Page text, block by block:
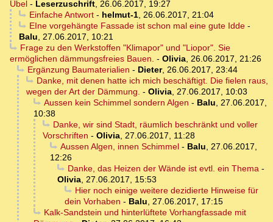
Übel - Leserzuschrift, 26.06.2017, 19:27
Einfache Antwort- helmut-1, 26.06.2017, 21:04
EIne vorgehängte Fassade ist schon mal eine gute Idde-
Balu, 27.06.2017, 10:21
Frage zu den Werkstoffen "Klimapor" und "Liopor". Sie
ermöglichen dämmungsfreies Bauen. - Olivia, 26.06.2017, 21:26
Ergänzung Baumaterialien - Dieter, 26.06.2017, 23:44
Danke, mit denen hatte ich mich beschäftigt. Die fielen raus,
wegen der Art der Dämmung. - Olivia, 27.06.2017, 10:03
Aussen kein Schimmel sondern Algen - Balu, 27.06.2017,
10:38
Danke, wir sind Stadt, räumlich beschränkt und voller
Vorschriften - Olivia, 27.06.2017, 11:28
Aussen Algen, innen Schimmel- Balu, 27.06.2017,
12:26
Danke, das Heizen der Wände ist evtl. ein Thema-
Olivia, 27.06.2017, 15:53
Hier noch einige weitere dezidierte Hinweise für
dein Vorhaben - Balu, 27.06.2017, 17:15
Kalk-Sandstein und hinterlüftete Vorhangfassade mit